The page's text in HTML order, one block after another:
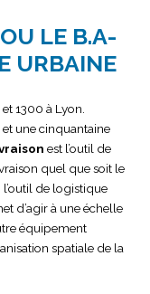
LE B.A-
URBAINE
1300 à Lyon.
une cinquantaine
est l’outil de
quel que soit le
de logistique
d’agir à une échelle
équipement
spatiale de la